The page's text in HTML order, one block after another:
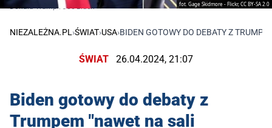
fot. Gage Skidmore - Flickr, CC BY-SA 2.0
Donald Trump i Joe Biden
NIEZALEŻNA.PL ›ŚWIAT›USA›BIDEN GOTOWY DO DEBATY Z
ŚWIAT 26.04.2024, 21:07
Biden gotowy do debaty z
Trumpem "nawet na sali